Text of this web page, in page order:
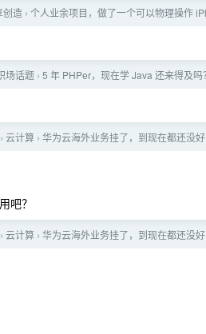
创造 › 个人业余项目，做了一个可以物理操作
场话题 › 5 年 PHPer，现在学 Java 还来得及吗
› 云计算 › 华为云海外业务挂了，到现在都还没好
吧？
› 云计算 › 华为云海外业务挂了，到现在都还没好